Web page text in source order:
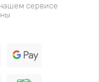
сервисе